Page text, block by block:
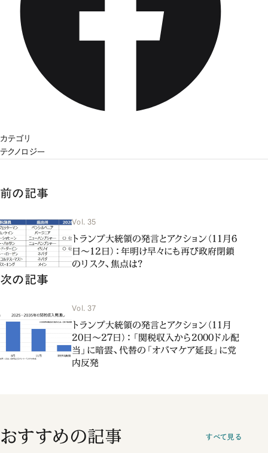
カテゴリ
テクノロジー
前の記事
Vol. 35
トランプ大統領の発言とアクション（11月6
日～12日）：年明け早々にも再び政府閉鎖
のリスク、焦点は？
次の記事
Vol. 37
トランプ大統領の発言とアクション（11月
20日～27日）：「関税収入から2000ドル配
当」に暗雲、代替の「オバマケア延長」に党
内反発
おすすめの記事 すべて見る